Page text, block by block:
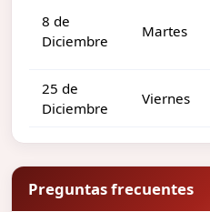
8 de
Diciembre
Martes
25 de
Diciembre
Viernes
Preguntas frecuentes